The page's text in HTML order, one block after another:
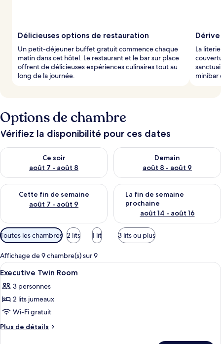
Délicieuses options de restauration
Un petit-déjeuner buffet gratuit commence chaque
matin dans cet hôtel. Le restaurant et le bar sur place
offrent de délicieuses expériences culinaires tout au
long de la journée.
La
minibar
Options de chambre
Vérifiez la disponibilité pour ces dates
Ce soir
août 7 - août 8
Vérifier la disponibilité pour ce soir août 7 - août 8
Demain
août 8 - août 9
Vérifier la disponibilité pour
Cette fin de semaine
août 7 - août 9
Vérifier la disponibilité pour cette fin de semaine août 7 -
La fin de semaine
prochaine
août 14 - août 16
Vérifier la disponibilité pour
Filtres
disponibles
pour
les
chambres
Toutes les chambres 2 lits 1 lit 3 lits ou plus
Affichage de 9 chambre(s) sur 9
Afficher
toutes
les
photos
pour
ce
Une chambre d’hôtel comprenant
3
Executive Twin Room
3 personnes
2 lits jumeaux
Wi-Fi gratuit
Plus de détails
Plus